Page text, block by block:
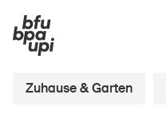
Zuhause & Garten